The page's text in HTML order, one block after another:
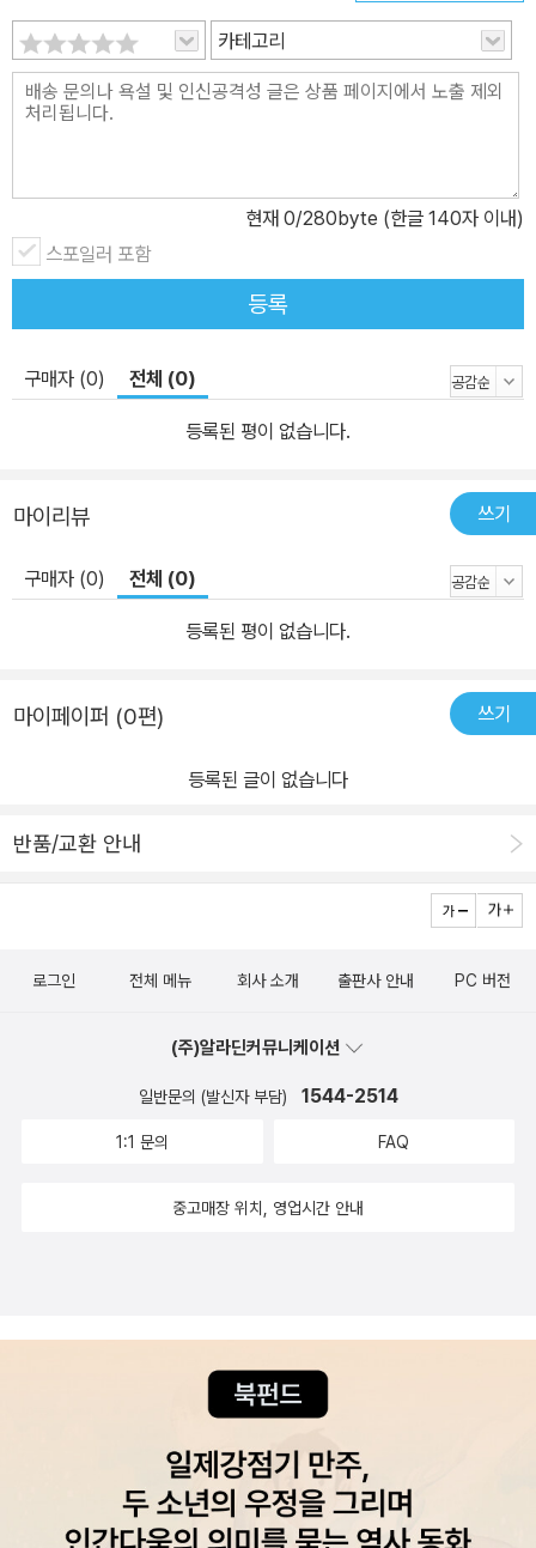
카테고리
현재 0/280byte (한글 140자 이내)
스포일러 포함
등록
구매자 (0) 전체 (0)
등록된 평이 없습니다.
마이리뷰 쓰기
구매자 (0) 전체 (0)
등록된 평이 없습니다.
마이페이퍼 (0편) 쓰기
등록된 글이 없습니다
반품/교환 안내
로그인 전체 메뉴 회사 소개 출판사 안내 PC 버전
(주)알라딘커뮤니케이션
일반문의 (발신자 부담) 1544-2514
1:1 문의 FAQ
중고매장 위치, 영업시간 안내